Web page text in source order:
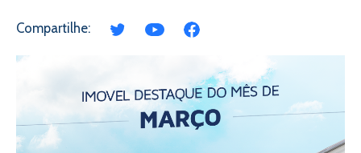
Compartilhe: